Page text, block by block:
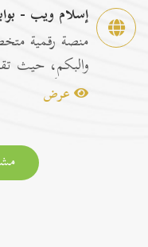
إسلام ويب -
منصة رقمية
والبكم، حيث
مترجماً با...
عرض